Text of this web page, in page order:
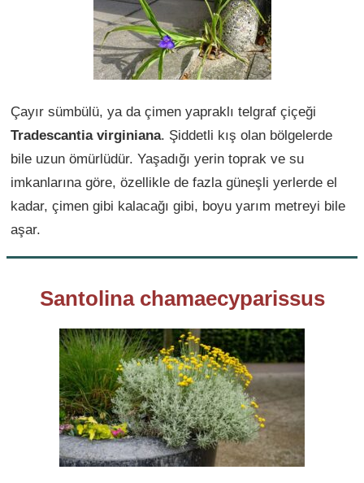
Çayır sümbülü, ya da çimen yapraklı telgraf çiçeği
Tradescantia virginiana. Şiddetli kış olan bölgelerde
bile uzun ömürlüdür. Yaşadığı yerin toprak ve su
imkanlarına göre, özellikle de fazla güneşli yerlerde el
kadar, çimen gibi kalacağı gibi, boyu yarım metreyi bile
aşar.
Santolina chamaecyparissus